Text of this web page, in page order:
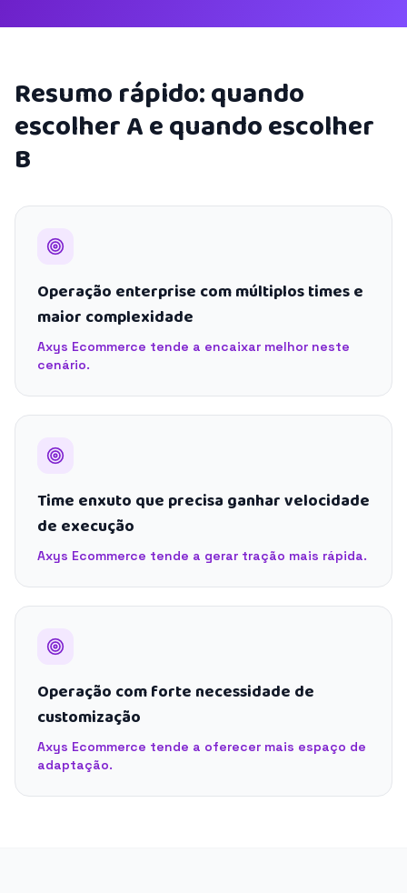
Resumo rápido: quando
escolher A e quando escolher
B
Operação enterprise com múltiplos times e
maior complexidade
Axys Ecommerce tende a encaixar melhor neste
cenário.
Time enxuto que precisa ganhar velocidade
de execução
Axys Ecommerce tende a gerar tração mais rápida.
Operação com forte necessidade de
customização
Axys Ecommerce tende a oferecer mais espaço de
adaptação.